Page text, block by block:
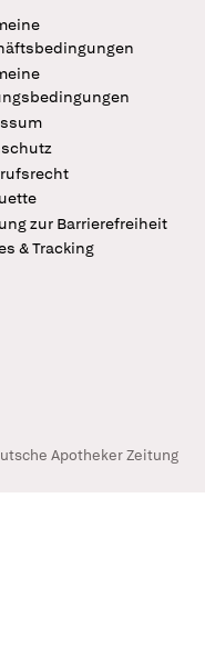
zur Barrierefreiheit
& Tracking
Apotheker Zeitung